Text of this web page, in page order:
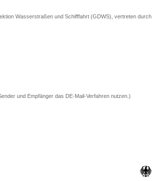
Wasserstraßen und Schifffahrt (GDWS), vertreten durch
und Empfänger das DE-Mail-Verfahren nutzen.)